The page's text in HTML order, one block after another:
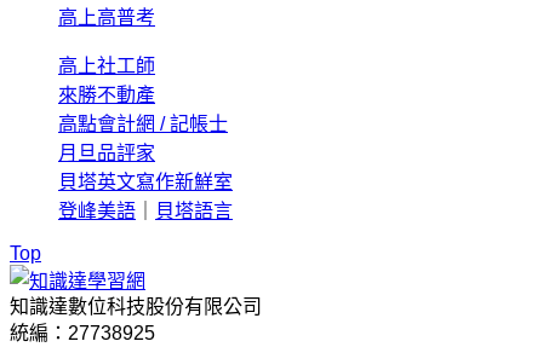
高上高普考
高上社工師
來勝不動產
高點會計網 / 記帳士
月旦品評家
貝塔英文寫作新鮮室
登峰美語
貝塔語言
Top
知識達數位科技股份有限公司
統編：27738925